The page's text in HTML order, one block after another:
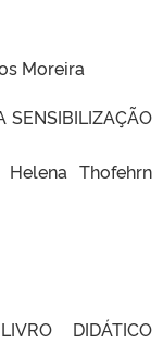
Moreira
Thofehrn
DIDÁTICO